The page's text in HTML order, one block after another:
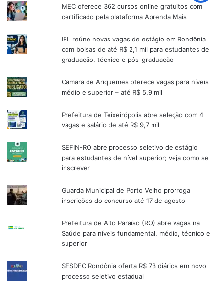
MEC oferece 362 cursos online gratuitos com
certificado pela plataforma Aprenda Mais
IEL reúne novas vagas de estágio em Rondônia
com bolsas de até R$ 2,1 mil para estudantes de
graduação, técnico e pós-graduação
Câmara de Ariquemes oferece vagas para níveis
médio e superior – até R$ 5,9 mil
Prefeitura de Teixeirópolis abre seleção com 4
vagas e salário de até R$ 9,7 mil
SEFIN-RO abre processo seletivo de estágio
para estudantes de nível superior; veja como se
inscrever
Guarda Municipal de Porto Velho prorroga
inscrições do concurso até 17 de agosto
Prefeitura de Alto Paraíso (RO) abre vagas na
Saúde para níveis fundamental, médio, técnico e
superior
SESDEC Rondônia oferta R$ 73 diários em novo
processo seletivo estadual